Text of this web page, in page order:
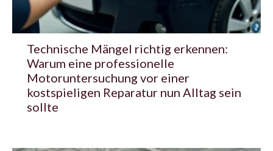
Technische Mängel richtig erkennen:
Warum eine professionelle
Motoruntersuchung vor einer
kostspieligen Reparatur nun Alltag sein
sollte